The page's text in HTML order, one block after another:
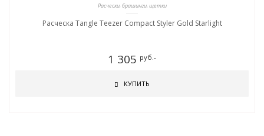
Расчески, брашинги, щетки
Расческа Tangle Teezer Compact Styler Gold Starlight
1 305 руб.-
КУПИТЬ